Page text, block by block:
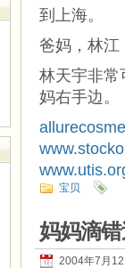
到上海。
爸妈，林江
林天宇非常
妈右手边。
宝贝
妈妈滴
2004年7月